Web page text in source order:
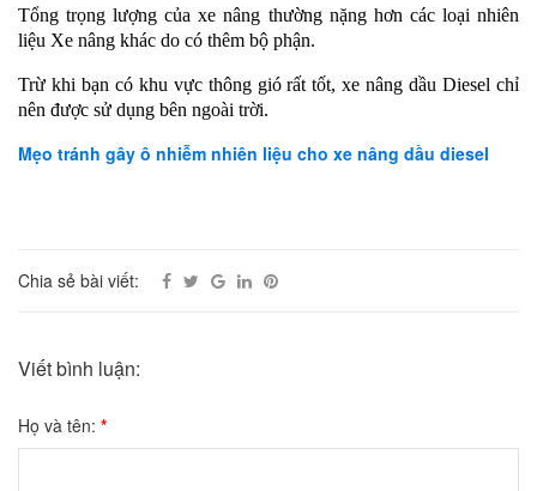
Tổng trọng lượng của xe nâng thường nặng hơn các loại nhiên
liệu Xe nâng khác do có thêm bộ phận.
Trừ khi bạn có khu vực thông gió rất tốt, xe nâng dầu Diesel chỉ
nên được sử dụng bên ngoài trời.
Mẹo tránh gây ô nhiễm nhiên liệu cho xe nâng dầu diesel
Chia sẻ bài viết:
Viết bình luận:
Họ và tên: *